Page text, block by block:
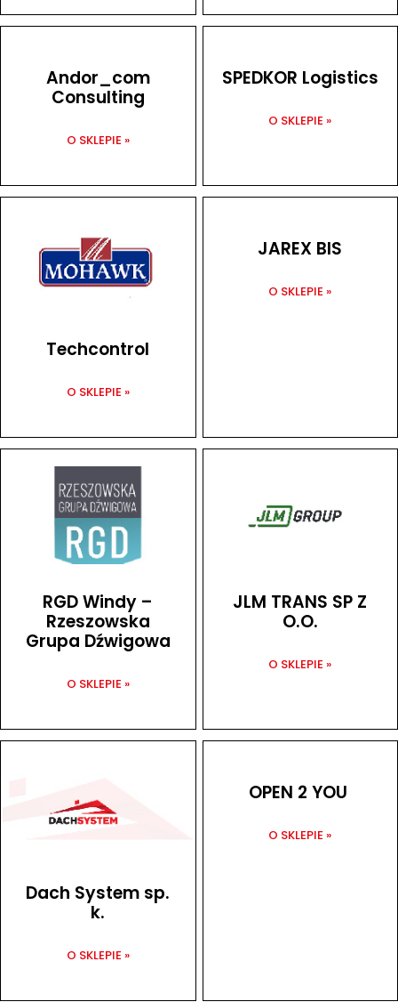
Andor_com
Consulting
O SKLEPIE »
SPEDKOR Logistics
O SKLEPIE »
Techcontrol
O SKLEPIE »
JAREX BIS
O SKLEPIE »
RGD Windy –
Rzeszowska
Grupa Dźwigowa
O SKLEPIE »
JLM TRANS SP Z
O.O.
O SKLEPIE »
Dach System sp.
k.
O SKLEPIE »
OPEN 2 YOU
O SKLEPIE »